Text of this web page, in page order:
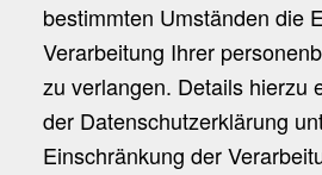
bestimmten Umständen die
Verarbeitung Ihrer
zu verlangen. Details hierzu
der Datenschutzerklärung
Einschränkung der